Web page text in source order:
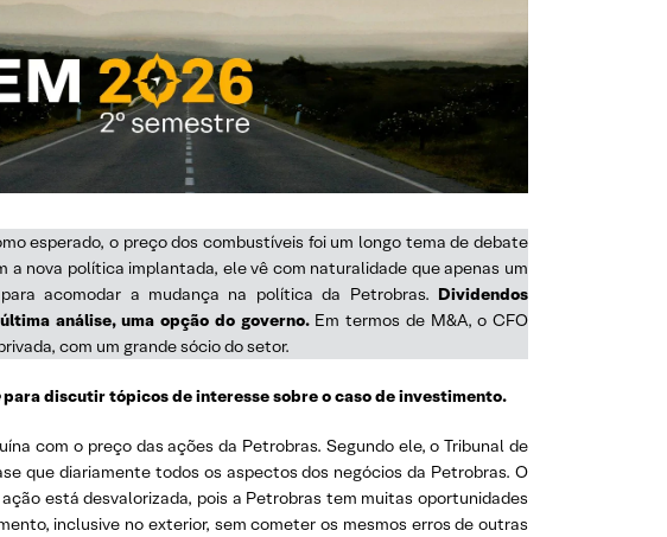
esperado, o preço dos combustíveis foi um longo tema de debate
a nova política implantada, ele vê com naturalidade que apenas um
acomodar a mudança na política da Petrobras. Dividendos
análise, uma opção do governo. Em termos de M&A, o CFO
com um grande sócio do setor.
para discutir tópicos de interesse sobre o caso de investimento.
com o preço das ações da Petrobras. Segundo ele, o Tribunal de
que diariamente todos os aspectos dos negócios da Petrobras. O
está desvalorizada, pois a Petrobras tem muitas oportunidades
inclusive no exterior, sem cometer os mesmos erros de outras